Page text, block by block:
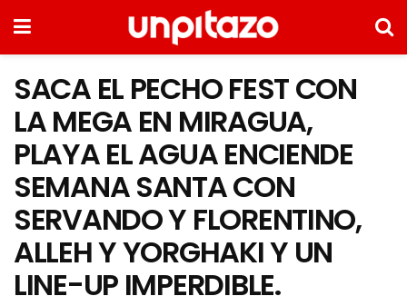
SACA EL PECHO FEST CON
LA MEGA EN MIRAGUA,
PLAYA EL AGUA ENCIENDE
SEMANA SANTA CON
SERVANDO Y FLORENTINO,
ALLEH Y YORGHAKI Y UN
LINE-UP IMPERDIBLE.